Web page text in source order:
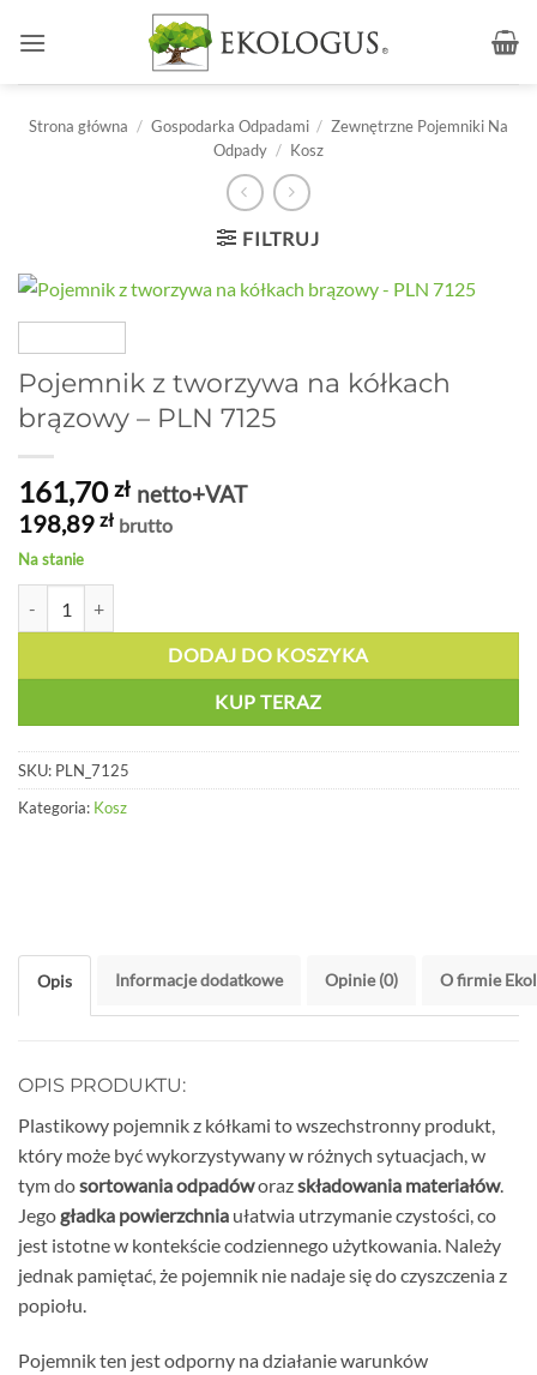
Strona główna / Gospodarka Odpadami / Zewnętrzne Pojemniki Na
Odpady / Kosz
FILTRUJ
Pojemnik z tworzywa na kółkach
brązowy – PLN 7125
161,70zł netto+VAT
198,89 zł brutto
Na stanie
DODAJ DO KOSZYKA
KUP TERAZ
SKU: PLN_7125
Kategoria: Kosz
Opis Informacje dodatkowe Opinie (0) O firmie
OPIS PRODUKTU:
Plastikowy pojemnik z kółkami to wszechstronny produkt,
który może być wykorzystywany w różnych sytuacjach, w
tym dosortowania odpadóworazskładowania materiałów.
Jego gładka powierzchnia ułatwia utrzymanie czystości, co
jest istotne w kontekście codziennego użytkowania. Należy
jednak pamiętać, że pojemnik nie nadaje się do czyszczenia z
popiołu.
Pojemnik ten jest odporny na działanie warunków